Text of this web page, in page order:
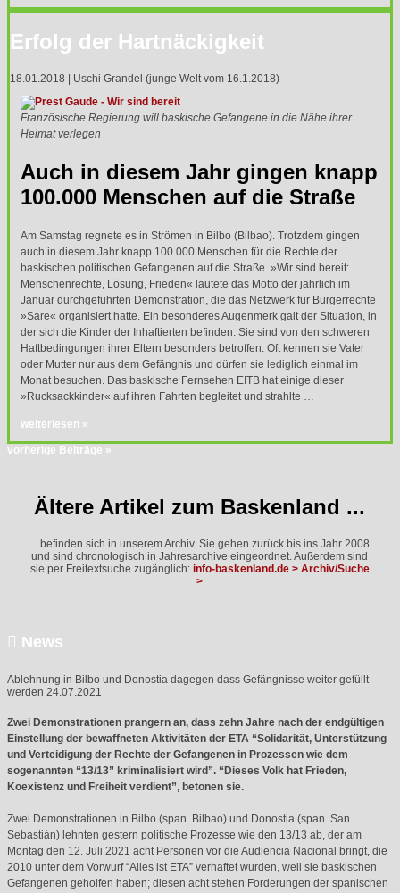
Erfolg der Hartnäckigkeit
18.01.2018 | Uschi Grandel (junge Welt vom 16.1.2018)
Französische Regierung will baskische Gefangene in die Nähe ihrer
Heimat verlegen
Auch in diesem Jahr gingen knapp
100.000 Menschen auf die Straße
Am Samstag regnete es in Strömen in Bilbo (Bilbao). Trotzdem gingen
auch in diesem Jahr knapp 100.000 Menschen für die Rechte der
baskischen politischen Gefangenen auf die Straße. »Wir sind bereit:
Menschenrechte, Lösung, Frieden« lautete das Motto der jährlich im
Januar durchgeführten Demonstration, die das Netzwerk für Bürgerrechte
»Sare« organisiert hatte. Ein besonderes Augenmerk galt der Situation, in
der sich die Kinder der Inhaftierten befinden. Sie sind von den schweren
Haftbedingungen ihrer Eltern besonders betroffen. Oft kennen sie Vater
oder Mutter nur aus dem Gefängnis und dürfen sie lediglich einmal im
Monat besuchen. Das baskische Fernsehen EITB hat einige dieser
»Rucksackkinder« auf ihren Fahrten begleitet und strahlte …
weiterlesen »
vorherige Beiträge »
Ältere Artikel zum Baskenland ...
... befinden sich in unserem Archiv. Sie gehen zurück bis ins Jahr 2008
und sind chronologisch in Jahresarchive eingeordnet. Außerdem sind
sie per Freitextsuche zugänglich: info-baskenland.de > Archiv/Suche
>
 News
Ablehnung in Bilbo und Donostia dagegen dass Gefängnisse weiter gefüllt
werden 24.07.2021
Zwei Demonstrationen prangern an, dass zehn Jahre nach der endgültigen
Einstellung der bewaffneten Aktivitäten der ETA “Solidarität, Unterstützung
und Verteidigung der Rechte der Gefangenen in Prozessen wie dem
sogenannten “13/13” kriminalisiert wird”. “Dieses Volk hat Frieden,
Koexistenz und Freiheit verdient”, betonen sie.
Zwei Demonstrationen in Bilbo (span. Bilbao) und Donostia (span. San
Sebastián) lehnten gestern politische Prozesse wie den 13/13 ab, der am
Montag den 12. Juli 2021 acht Personen vor die Audiencia Nacional bringt, die
2010 unter dem Vorwurf “Alles ist ETA” verhaftet wurden, weil sie baskischen
Gefangenen geholfen haben; diesen acht stehen Forderungen der spanischen